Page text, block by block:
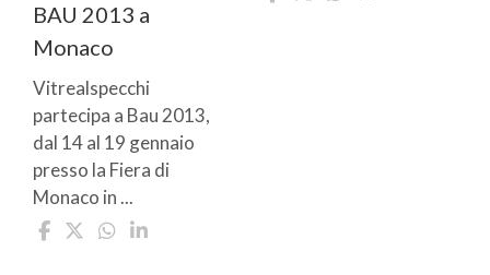
BAU 2013 a
Monaco
Vitrealspecchi
partecipa a Bau 2013,
dal 14 al 19 gennaio
presso la Fiera di
Monaco in ...